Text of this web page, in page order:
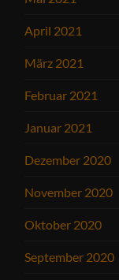
April 2021
März 2021
Februar 2021
Januar 2021
Dezember 2020
November 2020
Oktober 2020
September 2020